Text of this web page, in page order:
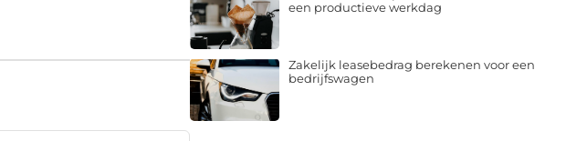
een productieve werkdag
Zakelijk leasebedrag berekenen voor een
bedrijfswagen